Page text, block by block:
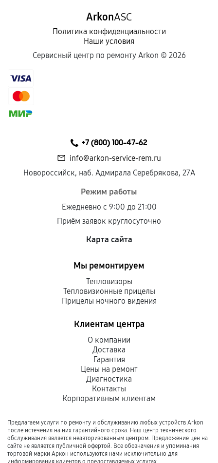
ArkonASC
Политика конфиденциальности
Наши условия
Сервисный центр по ремонту Arkon © 2026
+7 (800) 100-47-62
info@arkon-service-rem.ru
Новороссийск, наб. Адмирала Серебрякова, 27А
Режим работы
Ежедневно с 9:00 до 21:00
Приём заявок круглосуточно
Карта сайта
Мы ремонтируем
Тепловизоры
Тепловизионные прицелы
Прицелы ночного видения
Клиентам центра
О компании
Доставка
Гарантия
Цены на ремонт
Диагностика
Контакты
Корпоративным клиентам
Предлагаем услуги по ремонту и обслуживанию любых устройств Arkon
после истечения на них гарантийного срока. Наш центр технического
обслуживания является неавторизованным центром. Предложение цен на
сайте не является публичной офертой. Все обозначения и упоминания
торговой марки Аркон используются нами исключительно для
информирования клиентов о предоставляемых услугах.